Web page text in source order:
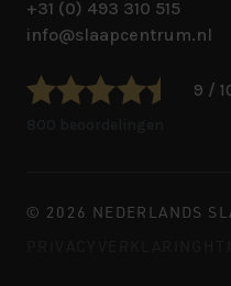
+31 (0) 493 310 515
info@slaapcentrum.nl
9 /
© 2026 NEDERLANDS